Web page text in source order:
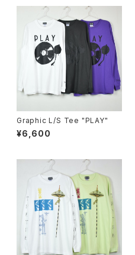
Graphic L/S Tee "PLAY"
¥6,600